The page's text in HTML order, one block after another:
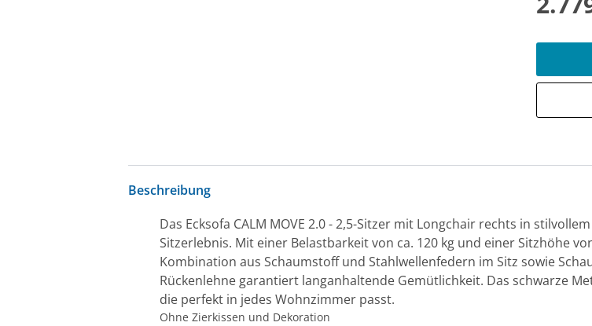
Beschreibung
Das Ecksofa CALM MOVE 2.0 - 2,5-Sitzer mit Longchair rechts in
Sitzerlebnis. Mit einer Belastbarkeit von ca. 120 kg und einer Sitzhöhe
Kombination aus Schaumstoff und Stahlwellenfedern im Sitz sowie
Rückenlehne garantiert langanhaltende Gemütlichkeit. Das schwarze
die perfekt in jedes Wohnzimmer passt.
Ohne Zierkissen und Dekoration